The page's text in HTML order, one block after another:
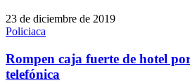
23 de diciembre de 2019
Policiaca
Rompen caja fuerte de hotel
telefónica